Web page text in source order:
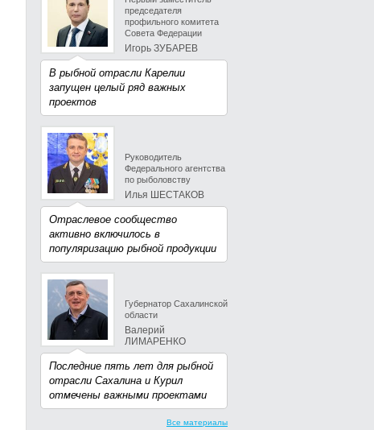
председателя
профильного комитета
Совета Федерации
Игорь ЗУБАРЕВ
В рыбной отрасли Карелии
запущен целый ряд важных
проектов
Руководитель
Федерального агентства
по рыболовству
Илья ШЕСТАКОВ
Отраслевое сообщество
активно включилось в
популяризацию рыбной продукции
Губернатор Сахалинской
области
Валерий
ЛИМАРЕНКО
Последние пять лет для рыбной
отрасли Сахалина и Курил
отмечены важными проектами
Все материалы